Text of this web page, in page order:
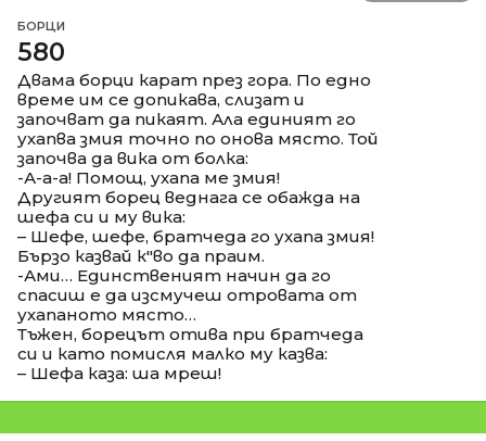
БОРЦИ
580
Двама борци карат през гора. По едно
време им се допикава, слизат и
започват да пикаят. Ала единият го
ухапва змия точно по онова място. Той
започва да вика от болка:
-А-а-а! Помощ, ухапа ме змия!
Другият борец веднага се обажда на
шефа си и му вика:
– Шефе, шефе, братчеда го ухапа змия!
Бързо казвай к"во да праим.
-Ами… Единственият начин да го
спасиш е да изсмучеш отровата от
ухапаното място…
Тъжен, борецът отива при братчеда
си и като помисля малко му казва:
– Шефа каза: ша мреш!